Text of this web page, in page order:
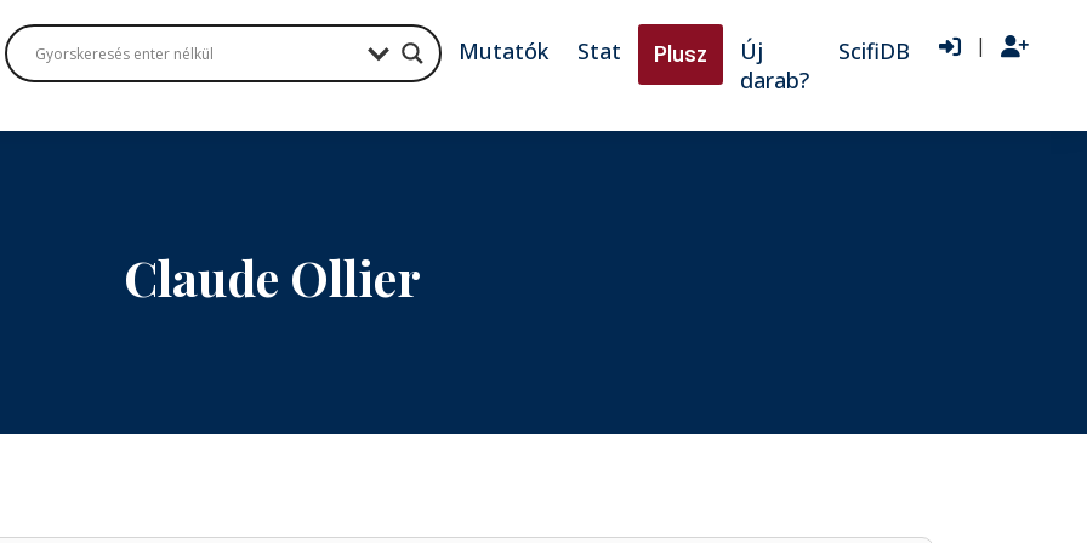
Mutatók Stat Plusz
Új
darab?
ScifiDB |
Claude Ollier